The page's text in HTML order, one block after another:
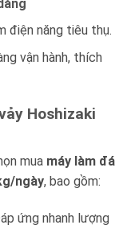
điện năng tiêu thụ.
vận hành, thích
Hoshizaki
mua máy làm đá
ngày, bao gồm:
ứng nhanh lượng